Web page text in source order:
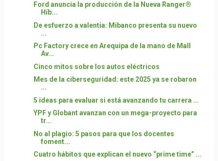
Ford anuncia la producción de la Nueva Ranger®
Híb...
De esfuerzo a valentía: Mibanco presenta su nuevo
...
Pc Factory crece en Arequipa de la mano de Mall
Av...
Cinco mitos sobre los autos eléctricos
Mes de la ciberseguridad: este 2025 ya se robaron
...
5 ideas para evaluar si está avanzando tu carrera ...
YPF y Globant avanzan con un mega-proyecto para
tr...
No al plagio: 5 pasos para que los docentes
foment...
Cuatro hábitos que explican el nuevo “prime time” ...